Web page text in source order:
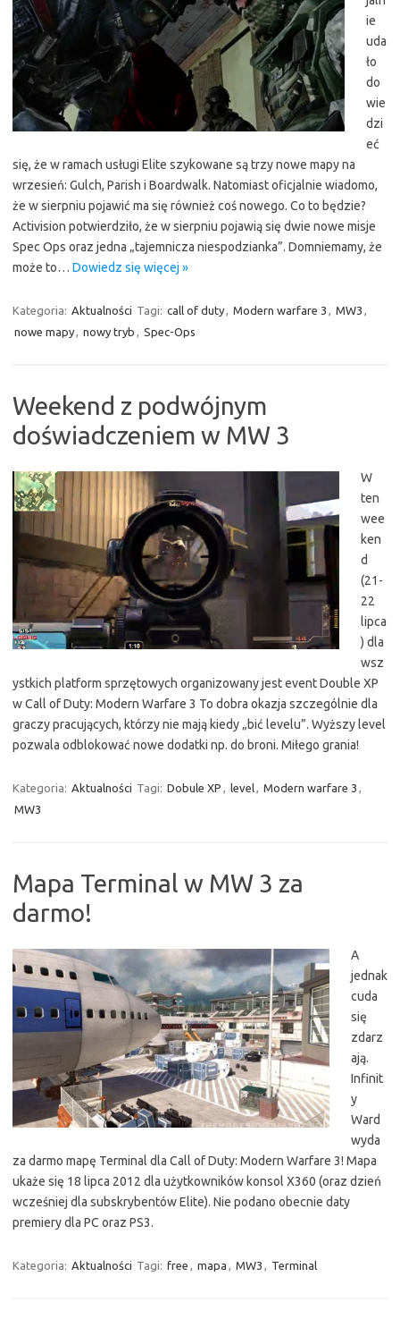
ie
uda
ło
do
wie
dzi
eć
się, że w ramach usługi Elite szykowane są trzy nowe mapy na
wrzesień: Gulch, Parish i Boardwalk. Natomiast oficjalnie wiadomo,
że w sierpniu pojawić ma się również coś nowego. Co to będzie?
Activision potwierdziło, że w sierpniu pojawią się dwie nowe misje
Spec Ops oraz jedna „tajemnicza niespodzianka”. Domniemamy, że
może to… Dowiedz się więcej »
Kategoria: Aktualności Tagi: call of duty Modern warfare 3 MW3
nowe mapy
nowy tryb Spec-Ops
Weekend z podwójnym
doświadczeniem w MW 3
W
ten
wee
ken
d
(21-
22
lipca
) dla
wsz
ystkich platform sprzętowych organizowany jest event Double XP
w Call of Duty: Modern Warfare 3 To dobra okazja szczególnie dla
graczy pracujących, którzy nie mają kiedy „bić levelu”. Wyższy level
pozwala odblokować nowe dodatki np. do broni. Miłego grania!
Kategoria: Aktualności Tagi: Dobule XP level Modern warfare 3
MW3
Mapa Terminal w MW 3 za
darmo!
A
jednak
cuda
się
zdarz
ają.
Infinit
y
Ward
wyda
za darmo mapę Terminal dla Call of Duty: Modern Warfare 3! Mapa
ukaże się 18 lipca 2012 dla użytkowników konsol X360 (oraz dzień
wcześniej dla subskrybentów Elite). Nie podano obecnie daty
premiery dla PC oraz PS3.
Kategoria: Aktualności Tagi: free mapa MW3 Terminal